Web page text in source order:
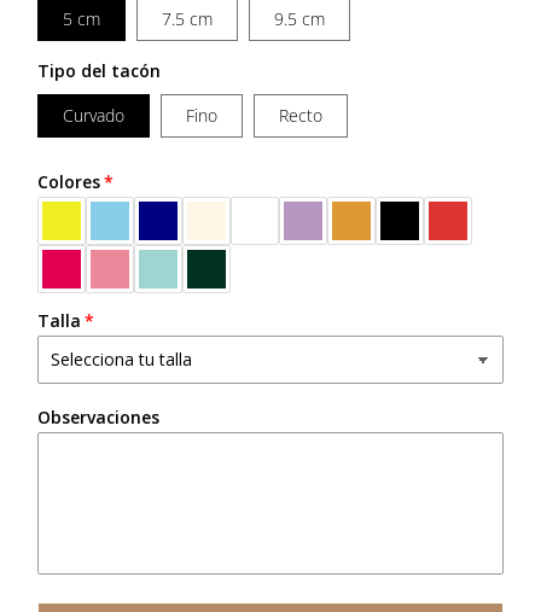
5 cm
7.5 cm 9.5 cm
Tipo del tacón
Curvado
Fino Recto
Colores
Talla
Observaciones